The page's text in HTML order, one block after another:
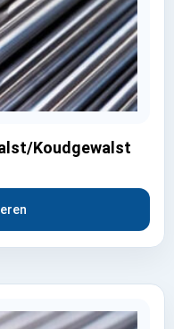
Koudgewalst